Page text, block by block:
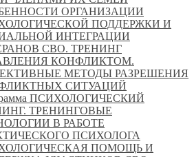
ОРГАНИЗАЦИИ
ПОДДЕРЖКИ И
ИНТЕГРАЦИИ
СВО. ТРЕНИНГ
КОНФЛИКТОМ.
МЕТОДЫ РАЗРЕШЕНИЯ
СИТУАЦИЙ
ПСИХОЛОГИЧЕСКИЙ
ТРЕНИНГОВЫЕ
В РАБОТЕ
ПСИХОЛОГА
ПОМОЩЬ И